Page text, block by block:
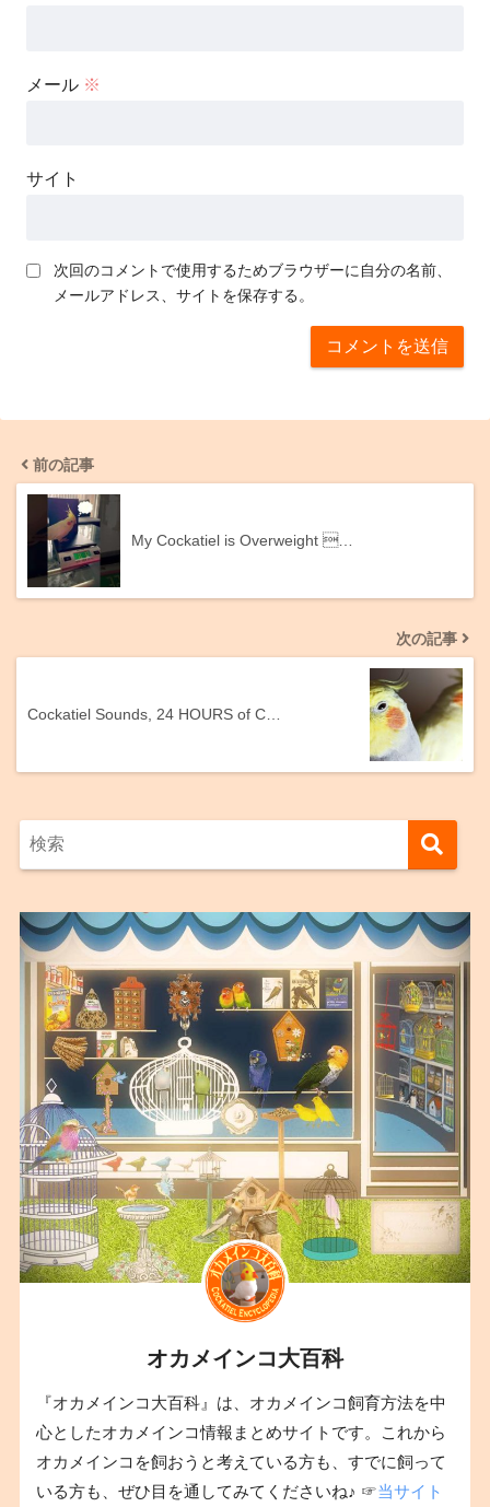
メール ※
サイト
次回のコメントで使用するためブラウザーに自分の名前、
メールアドレス、サイトを保存する。
前の記事
My Cockatiel is Overweight …
次の記事
Cockatiel Sounds, 24 HOURS of C…
オカメインコ大百科
『オカメインコ大百科』は、オカメインコ飼育方法を中
心としたオカメインコ情報まとめサイトです。これから
オカメインコを飼おうと考えている方も、すでに飼って
いる方も、ぜひ目を通してみてくださいね♪ ☞当サイト